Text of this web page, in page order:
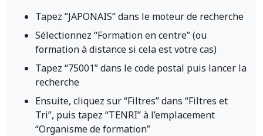
Tapez “JAPONAIS” dans le moteur de recherche
Sélectionnez “Formation en centre” (ou
formation à distance si cela est votre cas)
Tapez “75001” dans le code postal puis lancer la
recherche
Ensuite, cliquez sur “Filtres” dans “Filtres et
Tri”, puis tapez “TENRI” à l’emplacement
“Organisme de formation”